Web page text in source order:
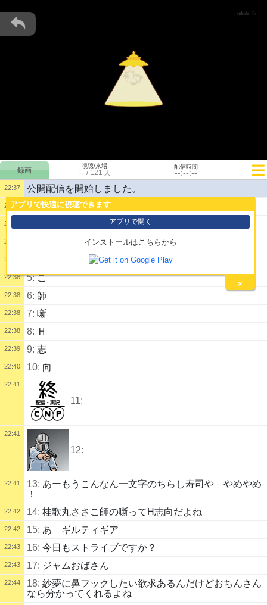
アプリで快適に視聴できます
アプリで開く
インストールはこちらから
×
視聴/来場
-- / 121 人
配信時間
--:--:--
22:37 公開配信を開始しました。
22:37 1:歌
22:37
22:37
22:37
22:38 5:こ
22:38 6: 師
22:38 7: 噺
22:38 8: Ｈ
22:39 9: 志
22:40 10: 向
22:41
11:
22:41
12:
22:41 13: あーもうこんなん一文字のちらし寿司や やめやめ
！
22:42 14: 桂歌丸ささこ師の噺ってH志向だよね
22:42 15: あ ギルティギア
22:43 16: 今日もストライブですか？
22:43 17: ジャムおばさん
22:44 18: 紗夢に鼻フックしたい欲求あるんだけどおちんさん
なら分かってくれるよね